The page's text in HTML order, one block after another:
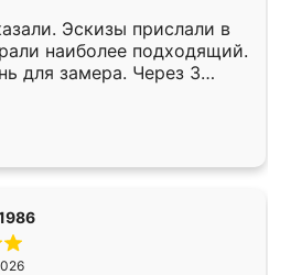
Эскизы прислали в
наиболее подходящий.
для замера. Через 3
уже готова. Остались
Спасибо Ренессанс
работу!